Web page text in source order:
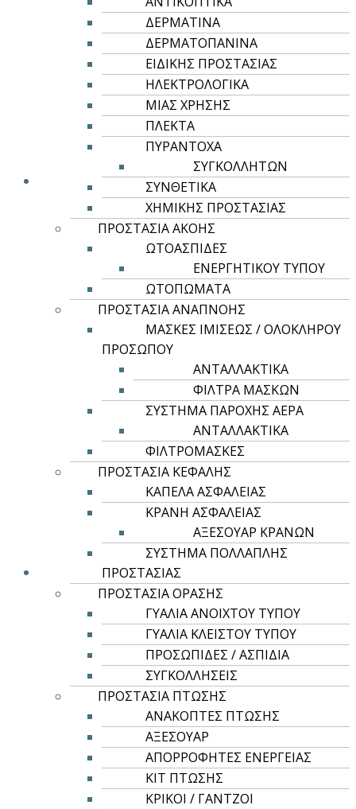
ΔΕΡΜΑΤΙΝΑ
ΔΕΡΜΑΤΟΠΑΝΙΝΑ
ΕΙΔΙΚΗΣ ΠΡΟΣΤΑΣΙΑΣ
ΗΛΕΚΤΡΟΛΟΓΙΚΑ
ΜΙΑΣ ΧΡΗΣΗΣ
ΠΛΕΚΤΑ
ΠΥΡΑΝΤΟΧΑ
ΣΥΓΚΟΛΛΗΤΩΝ
ΣΥΝΘΕΤΙΚΑ
ΧΗΜΙΚΗΣ ΠΡΟΣΤΑΣΙΑΣ
ΠΡΟΣΤΑΣΙΑ ΑΚΟΗΣ
ΩΤΟΑΣΠΙΔΕΣ
ΕΝΕΡΓΗΤΙΚΟΥ ΤΥΠΟΥ
ΩΤΟΠΩΜΑΤΑ
ΠΡΟΣΤΑΣΙΑ ΑΝΑΠΝΟΗΣ
ΜΑΣΚΕΣ ΙΜΙΣΕΩΣ / ΟΛΟΚΛΗΡΟΥ
ΠΡΟΣΩΠΟΥ
ΑΝΤΑΛΛΑΚΤΙΚΑ
ΦΙΛΤΡΑ ΜΑΣΚΩΝ
ΣΥΣΤΗΜΑ ΠΑΡΟΧΗΣ ΑΕΡΑ
ΑΝΤΑΛΛΑΚΤΙΚΑ
ΦΙΛΤΡΟΜΑΣΚΕΣ
ΠΡΟΣΤΑΣΙΑ ΚΕΦΑΛΗΣ
ΚΑΠΕΛΑ ΑΣΦΑΛΕΙΑΣ
ΚΡΑΝΗ ΑΣΦΑΛΕΙΑΣ
ΑΞΕΣΟΥΑΡ ΚΡΑΝΩΝ
ΣΥΣΤΗΜΑ ΠΟΛΛΑΠΛΗΣ
ΠΡΟΣΤΑΣΙΑΣ
ΠΡΟΣΤΑΣΙΑ ΟΡΑΣΗΣ
ΓΥΑΛΙΑ ΑΝΟΙΧΤΟΥ ΤΥΠΟΥ
ΓΥΑΛΙΑ ΚΛΕΙΣΤΟΥ ΤΥΠΟΥ
ΠΡΟΣΩΠΙΔΕΣ / ΑΣΠΙΔΙΑ
ΣΥΓΚΟΛΛΗΣΕΙΣ
ΠΡΟΣΤΑΣΙΑ ΠΤΩΣΗΣ
ΑΝΑΚΟΠΤΕΣ ΠΤΩΣΗΣ
ΑΞΕΣΟΥΑΡ
ΑΠΟΡΡΟΦΗΤΕΣ ΕΝΕΡΓΕΙΑΣ
ΚΙΤ ΠΤΩΣΗΣ
ΚΡΙΚΟΙ / ΓΑΝΤΖΟΙ
Επιλογή
Αυτό
το
προϊόν
έχει
παραλλαγές.
Οι
επιλογές
μπορούν
να
επιλεγούν
στη
σελίδα
του
προϊόντος
ROLY CASUAL & SPORT
BEAGLE
2,81€–5,12€
Επιλογή
Αυτό
το
προϊόν
έχει
πολλαπλές
παραλλαγές.
Οι
μπορούν
να
επιλεγούν
στη
σελίδα
του
προϊόντος
ROLY CASUAL & SPORT
BELICE
€